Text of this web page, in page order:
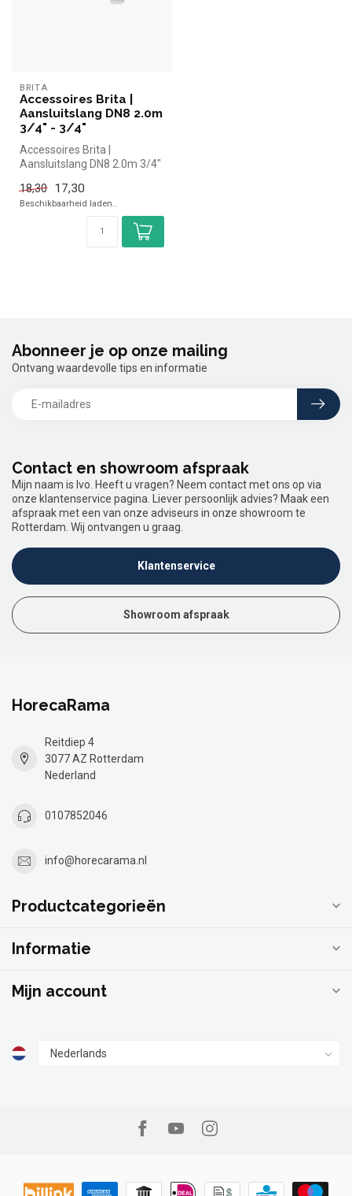
BRITA
Accessoires Brita |
Aansluitslang DN8 2.0m
3/4" - 3/4"
Accessoires Brita |
Aansluitslang DN8 2.0m 3/4"
18,30
17,30
Beschikbaarheid laden..
Contact en showroom afspraak
Mijn naam is Ivo. Heeft u vragen? Neem contact met ons op via
onze klantenservice pagina. Liever persoonlijk advies? Maak een
afspraak met een van onze adviseurs in onze showroom te
Rotterdam. Wij ontvangen u graag.
Klantenservice
Showroom afspraak
Abonneer je op onze mailing
Ontvang waardevolle tips en informatie
HorecaRama
Reitdiep 4
3077 AZ Rotterdam
Nederland
0107852046
info@horecarama.nl
Productcategorieën
Informatie
Mijn account